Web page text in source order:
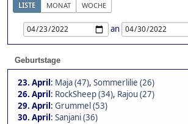
LISTE MONAT WOCHE
an
Geburtstage
23. April: Maja (47), Sommerlilie (26)
26. April: RockSheep (34), Rajou (27)
29. April: Grummel (53)
30. April: Sanjani (36)